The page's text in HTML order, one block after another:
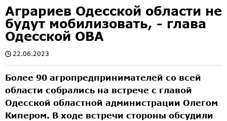
Аграриев Одесской области не
будут мобилизовать, - глава
Одесской ОВА
22.06.2023
Более 90 агропредпринимателей со всей
области собрались на встрече с главой
Одесской областной администрации Олегом
Кипером. В ходе встречи стороны обсудили